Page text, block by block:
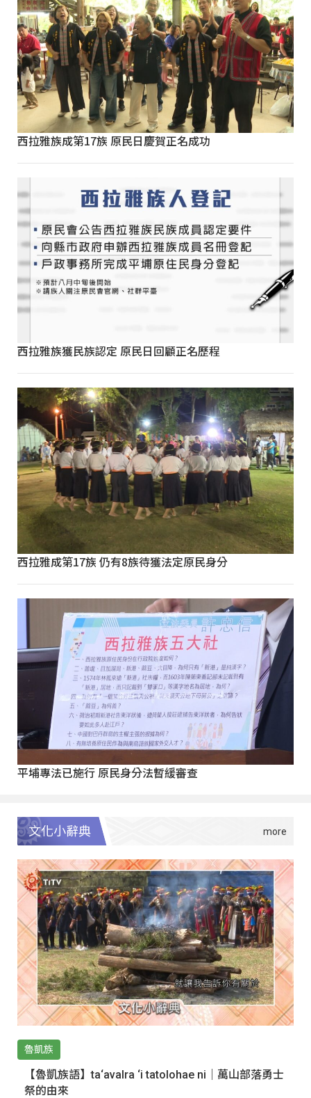
西拉雅族成第17族 原民日慶賀正名成功
西拉雅族獲民族認定 原民日回顧正名歷程
西拉雅成第17族 仍有8族待獲法定原民身分
平埔專法已施行 原民身分法暫緩審查
文化小辭典
魯凱族
【魯凱族語】ta‘avalra ‘i tatolohae ni｜萬山部落勇士
祭的由來